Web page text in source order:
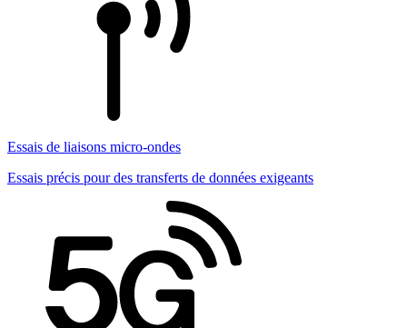
Essais de liaisons micro-ondes
Essais précis pour des transferts de données exigeants